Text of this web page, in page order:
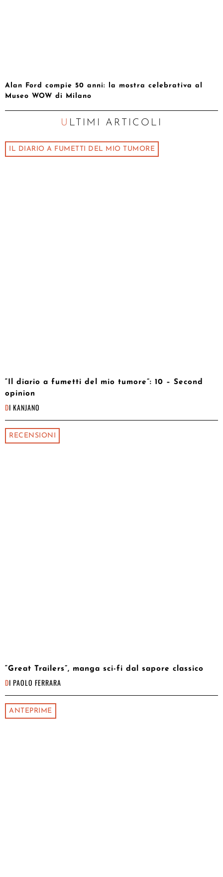
Alan Ford compie 50 anni: la mostra celebrativa al
Museo WOW di Milano
ULTIMI ARTICOLI
IL DIARIO A FUMETTI DEL MIO TUMORE
“Il diario a fumetti del mio tumore”: 10 – Second
opinion
DI KANJANO
RECENSIONI
“Great Trailers”, manga sci-fi dal sapore classico
DI PAOLO FERRARA
ANTEPRIME